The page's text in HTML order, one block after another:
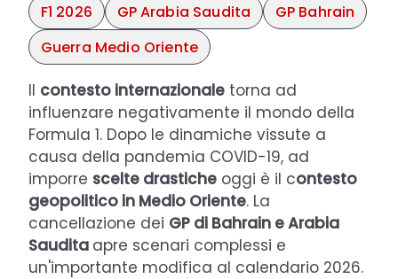
F1 2026
GP Arabia Saudita
GP Bahrain
Guerra Medio Oriente
Il contesto internazionale torna ad
influenzare negativamente il mondo della
Formula 1. Dopo le dinamiche vissute a
causa della pandemia COVID-19, ad
imporre scelte drastiche oggi è il contesto
geopolitico in Medio Oriente. La
cancellazione dei GP di Bahrain e Arabia
Saudita apre scenari complessi e
un'importante modifica al calendario 2026.